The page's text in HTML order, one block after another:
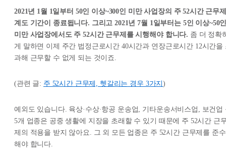
2021년 1월 1일부터 50인 이상~300인 미만 사업장의 주 52시간 근무제
계도 기간이 종료됩니다. 그리고 2021년 7월 1일부터는 5인 이상~50
미만 사업장에서도 주 52시간 근무제를 시행해야 합니다. 좀 더 정확
게 말하면 이제 주간 법정근로시간 40시간과 연장근로시간 12시간을
과해 근무할 수 없게 되는 것이죠.
(관련 글: 주 52시간 근무제, 헷갈리는 경우 3가지)
예외도 있습니다. 육상·수상·항공 운송업, 기타운송서비스업, 보건업
5개 업종은 공중 생활에 지장을 초래할 수 있기 때문에 주 52시간 근
제의 적용을 받지 않아요. 그 외 모든 업종은 주 52시간 근무제를 준수
해야 합니다.